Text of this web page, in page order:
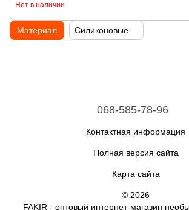
Нет в наличии
Материал Силиконовые
068-585-78-96
Контактная информация
Полная версия сайта
Карта сайта
© 2026
FAKIR - оптовый интернет-магазин